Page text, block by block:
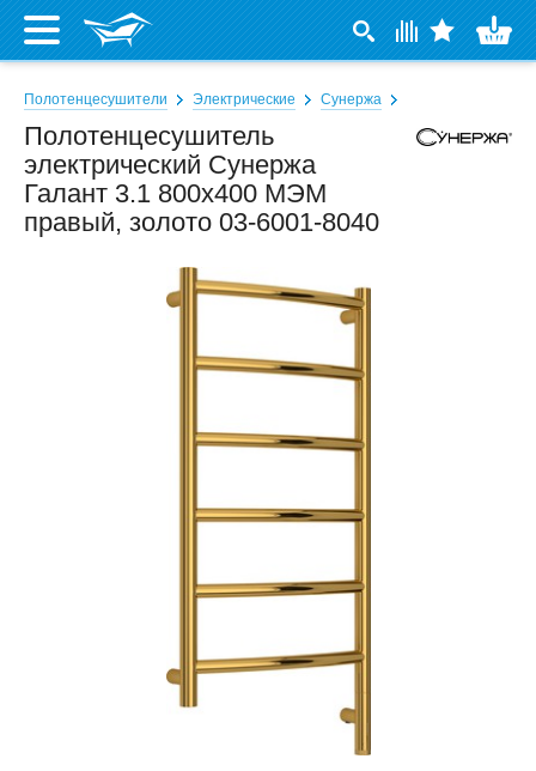
Полотенцесушители Электрические Сунержа
Полотенцесушитель
электрический Сунержа
Галант 3.1 800x400 МЭМ
правый, золото 03-6001-8040